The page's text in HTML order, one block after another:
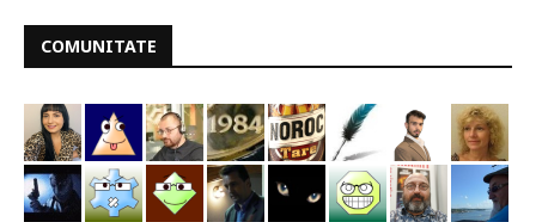
COMUNITATE